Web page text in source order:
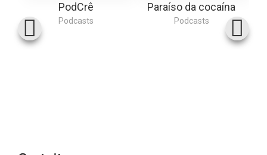
PodCrê
Podcasts
Paraíso da cocaína
Podcasts